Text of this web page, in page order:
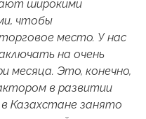
широкими
чтобы
место. У нас
на очень
месяца. Это, конечно,
в развитии
Казахстане занято